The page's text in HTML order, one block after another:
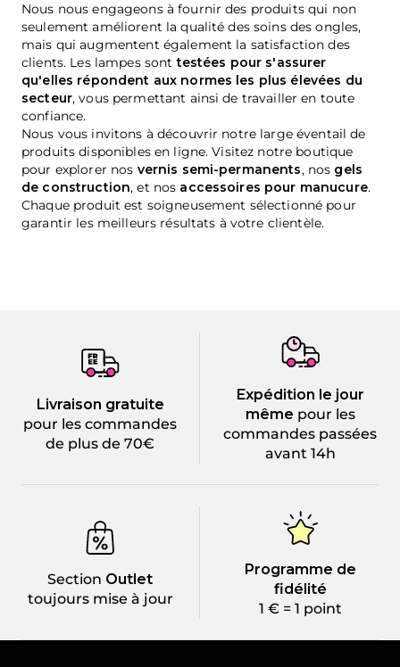
Nous nous engageons à fournir des produits qui non
seulement améliorent la qualité des soins des ongles,
mais qui augmentent également la satisfaction des
clients. Les lampes sonttestées pour s'assurer
qu'elles répondent aux normes les plus élevées du
secteur, vous permettant ainsi de travailler en toute
confiance.
Nous vous invitons à découvrir notre large éventail de
produits disponibles en ligne. Visitez notre boutique
pour explorer nos vernis semi-permanents, nos gels
de construction, et nos accessoires pour manucure.
Chaque produit est soigneusement sélectionné pour
garantir les meilleurs résultats à votre clientèle.
Livraison gratuite
pour les commandes
de plus de 70€
Expédition le jour
même pour les
commandes passées
avant 14h
Section Outlet
toujours mise à jour
Programme de
fidélité
1 € = 1 point